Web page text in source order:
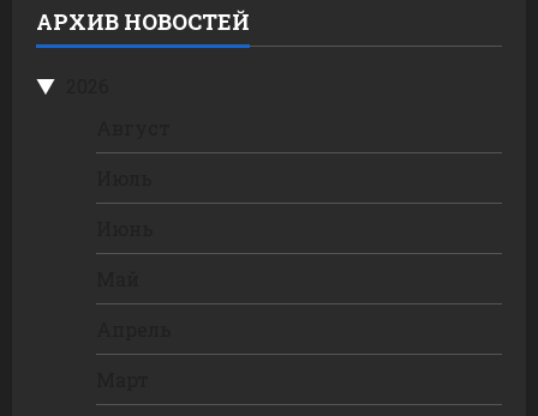
АРХИВ НОВОСТЕЙ